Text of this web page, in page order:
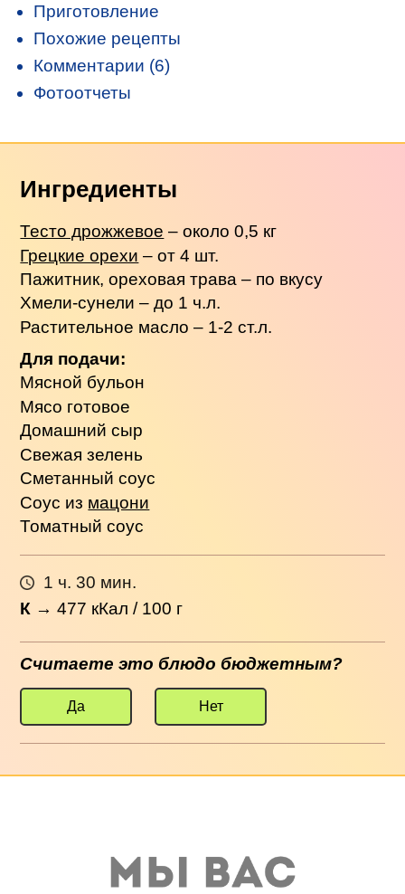
Приготовление
Похожие рецепты
Комментарии (6)
Фотоотчеты
Ингредиенты
Тесто дрожжевое – около 0,5 кг
Грецкие орехи – от 4 шт.
Пажитник, ореховая трава – по вкусу
Хмели-сунели – до 1 ч.л.
Растительное масло – 1-2 ст.л.
Для подачи:
Мясной бульон
Мясо готовое
Домашний сыр
Свежая зелень
Сметанный соус
Соус из мацони
Томатный соус
1 ч. 30 мин.
К →477 кКал / 100 г
Считаете это блюдо бюджетным?
Да Нет